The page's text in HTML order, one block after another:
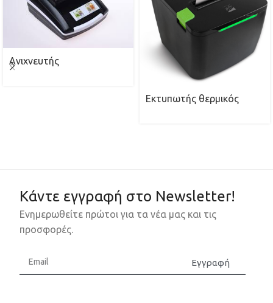
Ανιχνευτής
Εκτυπωτής θερμικός
Κάντε εγγραφή στο Newsletter!
Ενημερωθείτε πρώτοι για τα νέα μας και τις
προσφορές.
Εγγραφή